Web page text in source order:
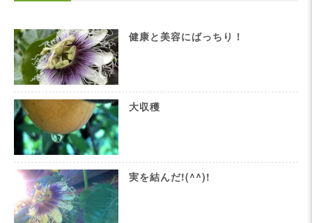
健康と美容にばっちり！
大収穫
実を結んだ!(^^)!